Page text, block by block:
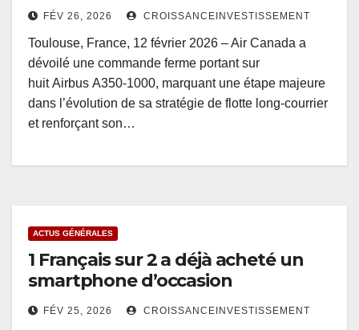
FÉV 26, 2026 CROISSANCEINVESTISSEMENT
Toulouse, France, 12 février 2026 – Air Canada a
dévoilé une commande ferme portant sur
huit Airbus A350-1000, marquant une étape majeure
dans l’évolution de sa stratégie de flotte long-courrier
et renforçant son…
ACTUS GÉNÉRALES
1 Français sur 2 a déjà acheté un
smartphone d’occasion
FÉV 25, 2026 CROISSANCEINVESTISSEMENT